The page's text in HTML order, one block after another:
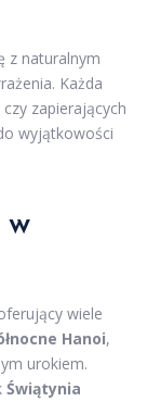
z naturalnym
Każda
zapierających
wyjątkowości
w
wiele
Hanoi,
urokiem.
Świątynia